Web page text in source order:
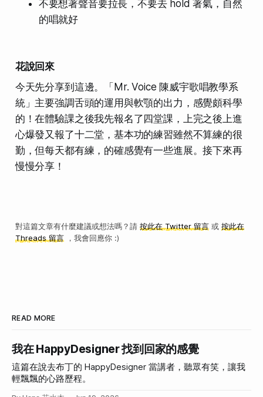
不要想著聲音要拉長，不要去 hold 著氣，自然
的唱就好
花說回來
今天先分享到這邊。「Mr. Voice 陳威宇歌唱教學系
統」主要強調舌頭的運用與軟顎的出力，感覺頗科學
的！在體驗課之後我先報名了四堂課，上完之後上進
心爆發又報了十二堂，基本功的練習雖然不算練的很
勤，但每天都有練，的確感覺有一些進展。接下來再
慢慢分享！
對這篇文章有什麼建議或想法嗎？請 按此在 Twitter 留言或 按此在
Threads 留言，我會回應你 :)
READ MORE
我在 HappyDesigner 找到回家的感覺
這篇在說去布丁的 HappyDesigner 當講者，聽眾有笑，讓我
輕飄飄的心路歷程。